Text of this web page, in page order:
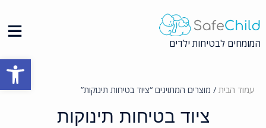
פתח
to
המומחים לבטיחות ילדים
עמוד הבית/ מוצרים המתויגים “ציוד בטיחות תינוקות”
ציוד בטיחות תינוקות